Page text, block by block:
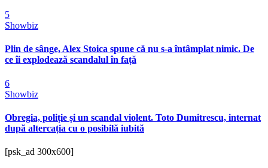
5
Showbiz
Plin de sânge, Alex Stoica spune că nu s-a întâmplat nimic. De
ce îi explodează scandalul în față
6
Showbiz
Obregia, poliție și un scandal violent. Toto Dumitrescu, internat
după altercația cu o posibilă iubită
[psk_ad 300x600]